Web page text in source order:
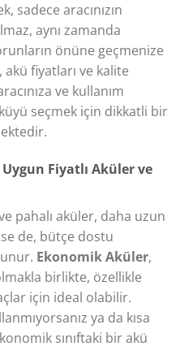
sadece aracınızın
aynı zamanda
önüne geçmenize
akü fiyatları ve kalite
ve kullanım
seçmek için dikkatli bir
Fiyatlı Aküler ve
pahalı aküler, daha uzun
de, bütçe dostu
Ekonomik Aküler,
birlikte, özellikle
için ideal olabilir.
ya da kısa
sınıftaki bir akü